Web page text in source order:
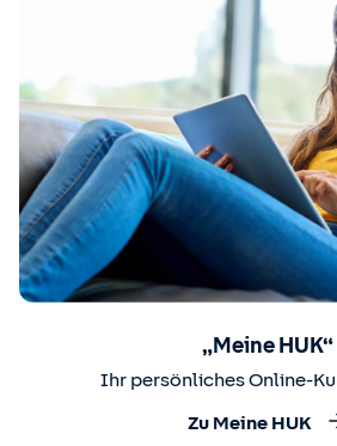
„Meine HUK“
Ihr persönliches Online-
Zu Meine HUK